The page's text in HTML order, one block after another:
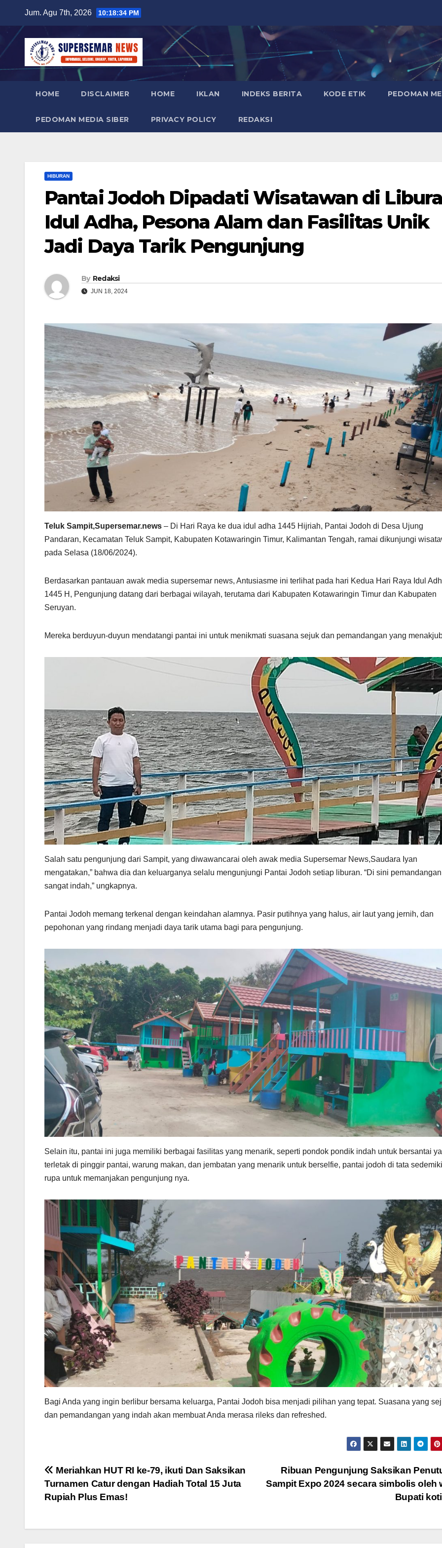
content
Jum. Agu 7th, 2026 10:18:36 PM
HOME DISCLAIMER HOME IKLAN INDEKS BERITA KODE ETIK PEDOMAN
PEDOMAN MEDIA SIBER PRIVACY POLICY REDAKSI
HIBURAN
Pantai Jodoh Dipadati Wisatawan di
Idul Adha, Pesona Alam dan Fasilitas Unik
Jadi Daya Tarik Pengunjung
By Redaksi
JUN 18, 2024
Teluk Sampit,Supersemar.news – Di Hari Raya ke dua idul adha 1445 Hijriah, Pantai Jodoh di Desa Ujung
Pandaran, Kecamatan Teluk Sampit, Kabupaten Kotawaringin Timur, Kalimantan Tengah, ramai dikunjungi
pada Selasa (18/06/2024).
Berdasarkan pantauan awak media supersemar news, Antusiasme ini terlihat pada hari Kedua Hari Raya Idul
1445 H, Pengunjung datang dari berbagai wilayah, terutama dari Kabupaten Kotawaringin Timur dan Kabupaten
Seruyan.
Mereka berduyun-duyun mendatangi pantai ini untuk menikmati suasana sejuk dan pemandangan yang
Salah satu pengunjung dari Sampit, yang diwawancarai oleh awak media Supersemar News,Saudara Iyan
mengatakan,” bahwa dia dan keluarganya selalu mengunjungi Pantai Jodoh setiap liburan. “Di sini
sangat indah,” ungkapnya.
Pantai Jodoh memang terkenal dengan keindahan alamnya. Pasir putihnya yang halus, air laut yang jernih, dan
pepohonan yang rindang menjadi daya tarik utama bagi para pengunjung.
Selain itu, pantai ini juga memiliki berbagai fasilitas yang menarik, seperti pondok pondik indah untuk bersantai
terletak di pinggir pantai, warung makan, dan jembatan yang menarik untuk berselfie, pantai jodoh di tata
rupa untuk memanjakan pengunjung nya.
Bagi Anda yang ingin berlibur bersama keluarga, Pantai Jodoh bisa menjadi pilihan yang tepat. Suasana yang
dan pemandangan yang indah akan membuat Anda merasa rileks dan refreshed.
Navigasi
pos
Ribuan Pengunjung Saksikan
Sampit Expo 2024 secara simbolis oleh
Bupati
Meriahkan HUT RI ke-79, ikuti Dan Saksikan
Turnamen Catur dengan Hadiah Total 15 Juta
Rupiah Plus Emas!